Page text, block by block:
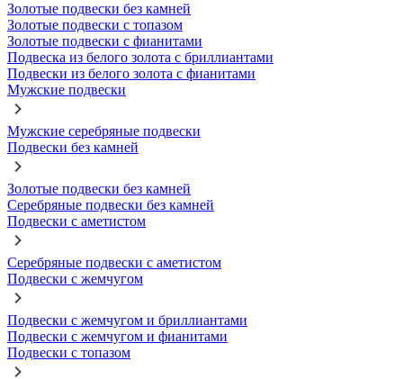
Золотые подвески без камней
Золотые подвески с топазом
Золотые подвески с фианитами
Подвеска из белого золота с бриллиантами
Подвески из белого золота с фианитами
Мужские подвески
Мужские серебряные подвески
Подвески без камней
Золотые подвески без камней
Серебряные подвески без камней
Подвески с аметистом
Серебряные подвески с аметистом
Подвески с жемчугом
Подвески с жемчугом и бриллиантами
Подвески с жемчугом и фианитами
Подвески с топазом